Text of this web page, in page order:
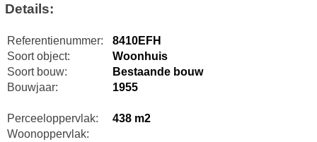
Details:
Referentienummer:
8410EFH
Soort object:
Woonhuis
Soort bouw:
Bestaande bouw
Bouwjaar:
1955
Perceeloppervlak:
438 m2
Woonoppervlak: